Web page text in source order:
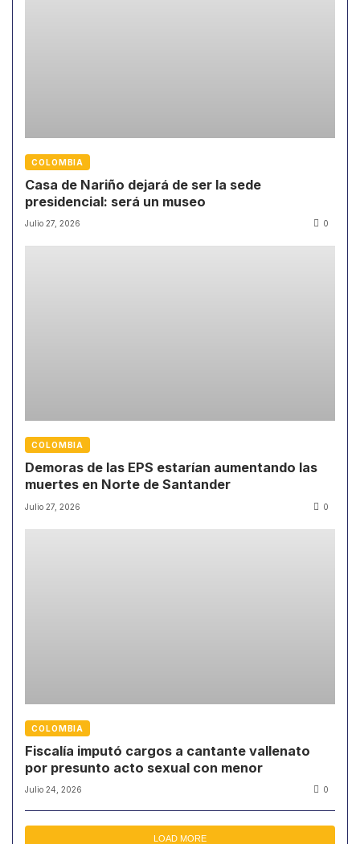
COLOMBIA
Casa de Nariño dejará de ser la sede
presidencial: será un museo
Julio 27, 2026 0
COLOMBIA
Demoras de las EPS estarían aumentando las
muertes en Norte de Santander
Julio 27, 2026 0
COLOMBIA
Fiscalía imputó cargos a cantante vallenato
por presunto acto sexual con menor
Julio 24, 2026 0
LOAD MORE